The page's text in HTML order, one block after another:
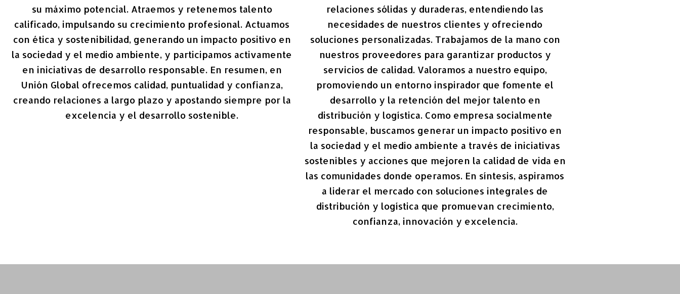
su máximo potencial. Atraemos y retenemos talento
calificado, impulsando su crecimiento profesional. Actuamos
con ética y sostenibilidad, generando un impacto positivo en
la sociedad y el medio ambiente, y participamos activamente
en iniciativas de desarrollo responsable. En resumen, en
Unión Global ofrecemos calidad, puntualidad y confianza,
creando relaciones a largo plazo y apostando siempre por la
excelencia y el desarrollo sostenible.
relaciones sólidas y duraderas, entendiendo las
necesidades de nuestros clientes y ofreciendo
soluciones personalizadas. Trabajamos de la mano con
nuestros proveedores para garantizar productos y
servicios de calidad. Valoramos a nuestro equipo,
promoviendo un entorno inspirador que fomente el
desarrollo y la retención del mejor talento en
distribución y logística. Como empresa socialmente
responsable, buscamos generar un impacto positivo en
la sociedad y el medio ambiente a través de iniciativas
sostenibles y acciones que mejoren la calidad de vida en
las comunidades donde operamos. En síntesis, aspiramos
a liderar el mercado con soluciones integrales de
distribución y logística que promuevan crecimiento,
confianza, innovación y excelencia.